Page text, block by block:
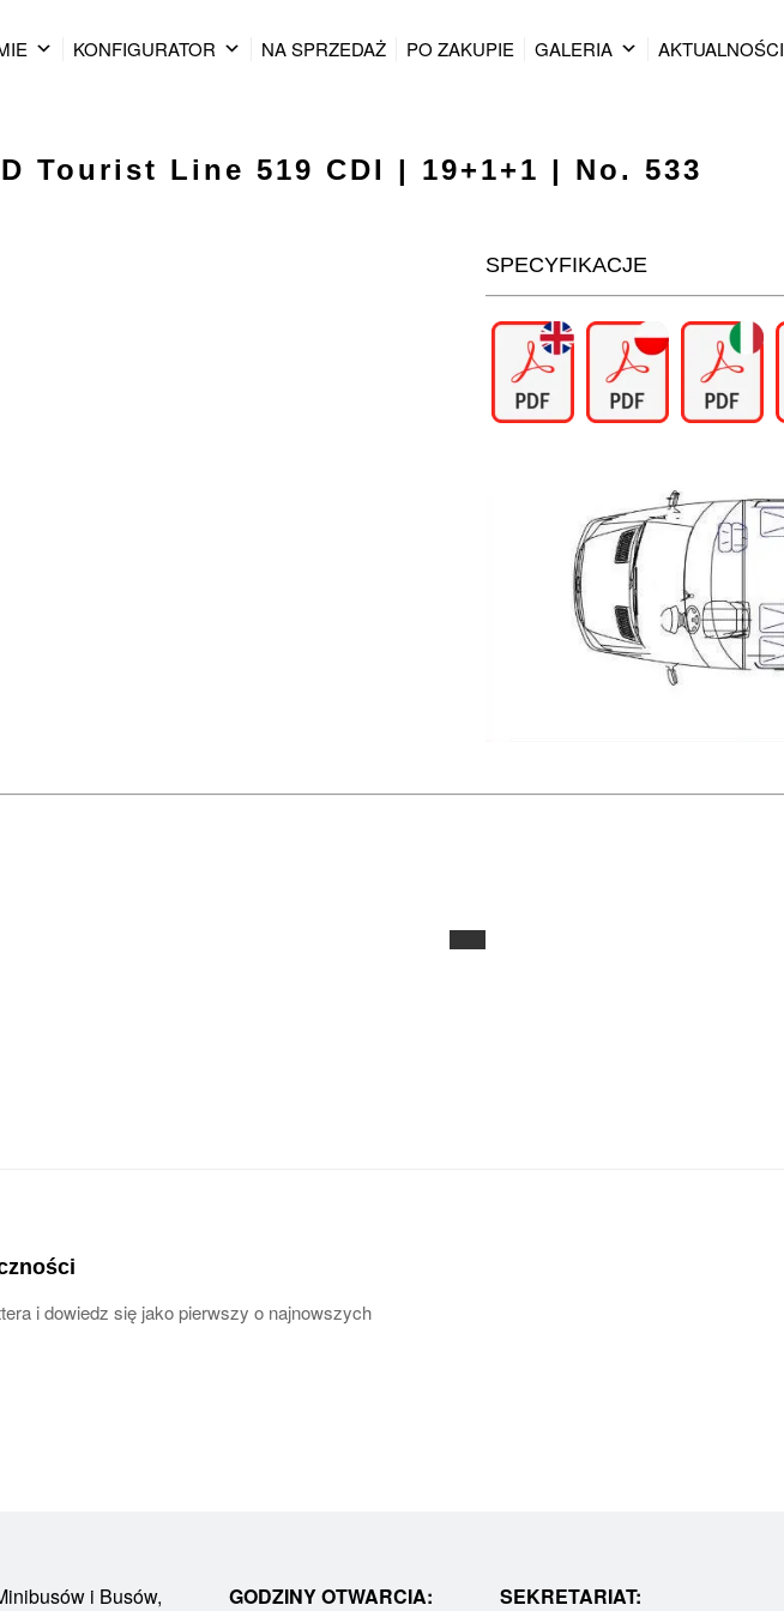
KONFIGURATOR NA SPRZEDAŻ PO ZAKUPIE GALERIA AKTUALNOŚCI
Tourist Line 519 CDI | 19+1+1 | No. 533
SPECYFIKACJE
i dowiedz się jako pierwszy o najnowszych
i Busów,
GODZINY OTWARCIA:
SEKRETARIAT: